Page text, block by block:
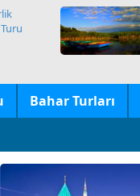
Bahar Turları